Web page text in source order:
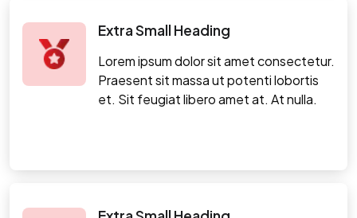
Extra Small Heading
Lorem ipsum dolor sit amet consectetur.
Praesent sit massa ut potenti lobortis
et. Sit feugiat libero amet at. At nulla.